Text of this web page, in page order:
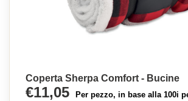
Coperta Sherpa Comfort - Bucine
€11,05 Per pezzo, in base alla 100i